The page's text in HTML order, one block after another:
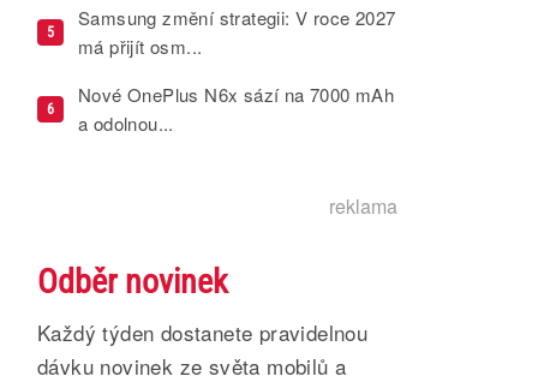
5
Samsung změní strategii: V roce 2027
má přijít osm...
6
Nové OnePlus N6x sází na 7000 mAh
a odolnou...
reklama
Odběr novinek
Každý týden dostanete pravidelnou
dávku novinek ze světa mobilů a